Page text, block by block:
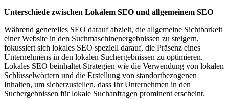
Unterschiede zwischen Lokalem SEO und allgemeinem SEO
Während generelles SEO darauf abzielt, die allgemeine Sichtbarkeit
einer Website in den Suchmaschinenergebnissen zu steigern,
fokussiert sich lokales SEO speziell darauf, die Präsenz eines
Unternehmens in den lokalen Suchergebnissen zu optimieren.
Lokales SEO beinhaltet Strategien wie die Verwendung von lokalen
Schlüsselwörtern und die Erstellung von standortbezogenen
Inhalten, um sicherzustellen, dass Ihr Unternehmen in den
Suchergebnissen für lokale Suchanfragen prominent erscheint.